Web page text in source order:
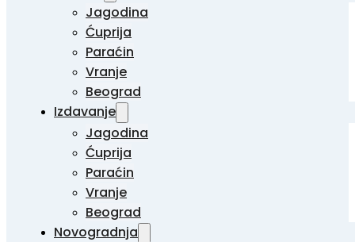
Jagodina
Ćuprija
Paraćin
Vranje
Beograd
Izdavanje
Jagodina
Ćuprija
Paraćin
Vranje
Beograd
Novogradnja